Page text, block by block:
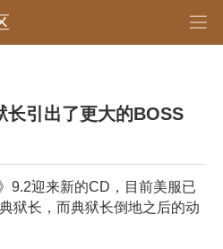
长引出了更大的BOSS
9.2迎来新的CD，目前美服已
狱长，而典狱长倒地之后的动